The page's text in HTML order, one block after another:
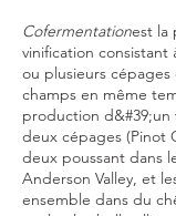
Cofermentationest la
vinification
ou plusieurs
champs en même
production d&#39;un
deux cépages (Pinot
deux poussant dans
Anderson Valley, et
ensemble dans du